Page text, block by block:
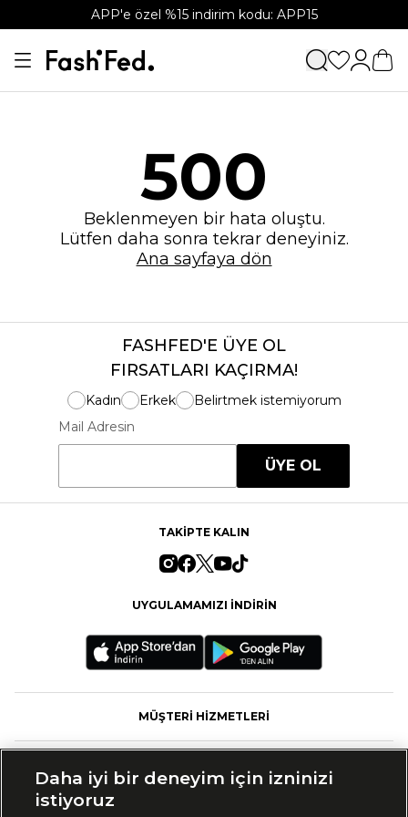
APP'e özel %15 indirim kodu: APP15
500
Beklenmeyen bir hata oluştu.
Lütfen daha sonra tekrar deneyiniz.
Ana sayfaya dön
FASHFED'E ÜYE OL
FIRSATLARI KAÇIRMA!
Kadın Erkek
Belirtmek istemiyorum
Mail Adresin
ÜYE OL
TAKİPTE KALIN
UYGULAMAMIZI İNDİRİN
MÜŞTERİ HİZMETLERİ
Daha iyi bir deneyim için izninizi
istiyoruz